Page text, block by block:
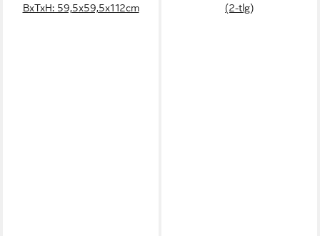
BxTxH: 59,5x59,5x112cm (2-tlg)